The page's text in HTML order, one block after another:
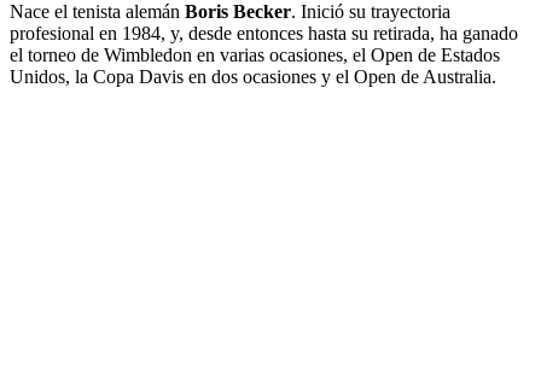
Nace el tenista alemán Boris Becker. Inició su trayectoria
profesional en 1984, y, desde entonces hasta su retirada, ha ganado
el torneo de Wimbledon en varias ocasiones, el Open de Estados
Unidos, la Copa Davis en dos ocasiones y el Open de Australia.